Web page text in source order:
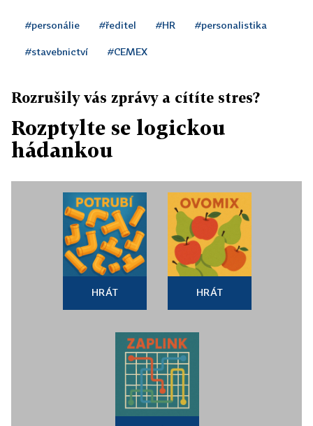
#personálie #ředitel #HR #personalistika
#stavebnictví #CEMEX
Rozrušily vás zprávy a cítíte stres?
Rozptylte se logickou
hádankou
HRÁT HRÁT